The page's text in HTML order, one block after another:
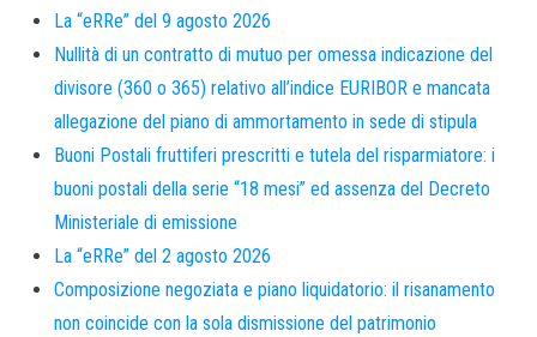
La “eRRe” del 9 agosto 2026
Nullità di un contratto di mutuo per omessa indicazione del
divisore (360 o 365) relativo all’indice EURIBOR e mancata
allegazione del piano di ammortamento in sede di stipula
Buoni Postali fruttiferi prescritti e tutela del risparmiatore: i
buoni postali della serie “18 mesi” ed assenza del Decreto
Ministeriale di emissione
La “eRRe” del 2 agosto 2026
Composizione negoziata e piano liquidatorio: il risanamento
non coincide con la sola dismissione del patrimonio